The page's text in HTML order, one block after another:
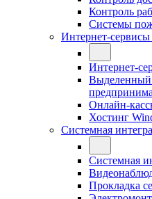
Контроль
Системы
Интернет-сервисы
Интернет-
Выделенный
Онлайн-
Хостинг
Системная
Системная
Прокладка